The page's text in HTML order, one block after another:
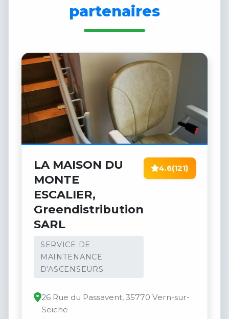
partenaires
LA MAISON DU
MONTE
ESCALIER,
Greendistribution
SARL
SERVICE DE
MAINTENANCE
D'ASCENSEURS
4.6(121)
26 Rue du Passavent, 35770 Vern-sur-
Seiche